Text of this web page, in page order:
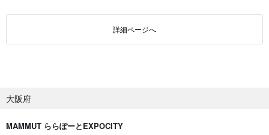
詳細ページへ
大阪府
MAMMUT ららぽーとEXPOCITY